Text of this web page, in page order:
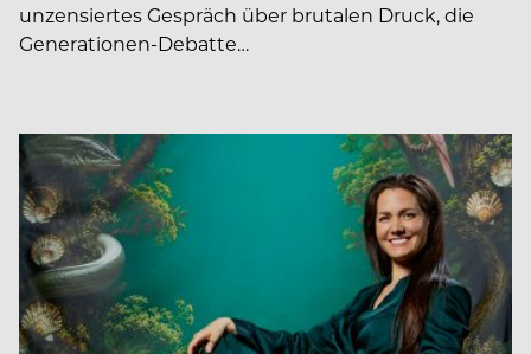
unzensiertes Gespräch über brutalen Druck, die
Generationen-Debatte…